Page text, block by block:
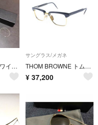
THOM BROWNE ワイヤーツーブリッジサングラス メガネ トムブラウン TBX910-41-02 シルバー F （19401M）
サングラス/メガネ
THOM BROWNE トムブラウン サングラス 黒 【古着】【中古】【送料無料】
¥ 37,200